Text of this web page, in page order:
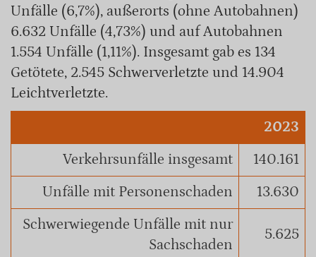
Unfälle (6,7%), außerorts (ohne Autobahnen)
6.632 Unfälle (4,73%) und auf Autobahnen
1.554 Unfälle (1,11%). Insgesamt gab es 134
Getötete, 2.545 Schwerverletzte und 14.904
Leichtverletzte.
2023
Verkehrsunfälle insgesamt
140.161
Unfälle mit Personenschaden
13.630
Schwerwiegende Unfälle mit nur
Sachschaden
5.625